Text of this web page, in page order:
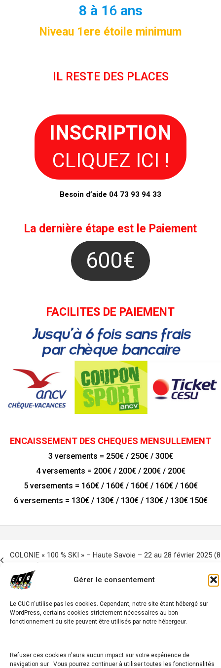
Gérer le consentement
Le CUC n'utilise pas les cookies. Cependant, notre site étant hébergé sur
WordPress, certains cookies strictement nécessaires au bon
fonctionnement du site peuvent être utilisés par notre hébergeur.
Refuser ces cookies n'aura aucun impact sur votre expérience de
navigation sur . Vous pourrez continuer à utiliser toutes les fonctionnalités
8 à 1 6ans
Niveau 1ere étoile minimum
IL RESTE DES PLACES
INSCRIPTION
CLIQUEZ ICI !
Besoin d’aide 04 73 93 94 33
La dernière étape est le Paiement
600€
FACILITES DE PAIEMENT
ENCAISSEMENT DES CHEQUES MENSULLEMENT
3 versements = 250€ / 250€ / 300€
4 versements = 200€ / 200€ / 200€ / 200€
5 versements = 160€ / 160€ / 160€ / 160€ / 160€
6 versements = 130€ / 130€ / 130€ / 130€ / 130€ 150€
COLONIE « 100 % SKI » – Haute Savoie – 22 au 28 février 2025 (8
à 15 ans)
8 à 12 ans
Copyright © 2026